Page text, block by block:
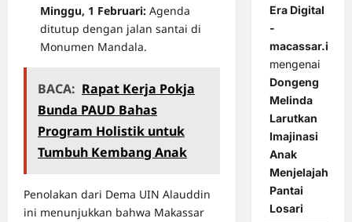
Minggu, 1 Februari: Agenda
ditutup dengan jalan santai di
Monumen Mandala.
BACA: Rapat Kerja Pokja
Bunda PAUD Bahas
Program Holistik untuk
Tumbuh Kembang Anak
Penolakan dari Dema UIN Alauddin
ini menunjukkan bahwa Makassar
Era Digital
-
macassar.id
mengenai
Dongeng
Melinda
Larutkan
Imajinasi
Anak
Menjelajah
Pantai
Losari